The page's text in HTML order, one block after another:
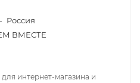
Россия
ВМЕСТЕ
интернет-магазина и